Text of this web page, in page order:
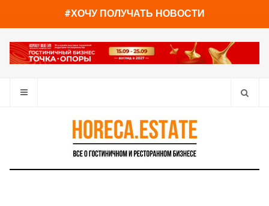
#ХОЧУ ПОЛУЧАТЬ НОВОСТИ